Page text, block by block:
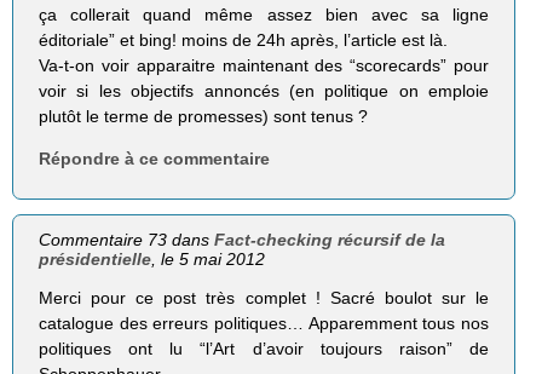
ça collerait quand même assez bien avec sa ligne
éditoriale” et bing! moins de 24h après, l’article est là.
Va-t-on voir apparaitre maintenant des “scorecards” pour
voir si les objectifs annoncés (en politique on emploie
plutôt le terme de promesses) sont tenus ?
Répondre à ce commentaire
Commentaire 73 dansFact-checking récursif de la
présidentielle , le 5 mai 2012
Merci pour ce post très complet ! Sacré boulot sur le
catalogue des erreurs politiques… Apparemment tous nos
politiques ont lu “l’Art d’avoir toujours raison” de